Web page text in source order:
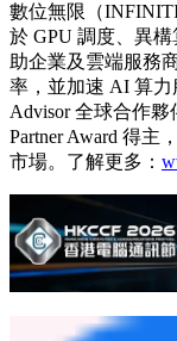
數位無限（
於 GPU 調度、異
助企業及雲端服務
率，並加速 AI 算
Advisor 全球合作夥
Partner Award 得
市場。了解更多：